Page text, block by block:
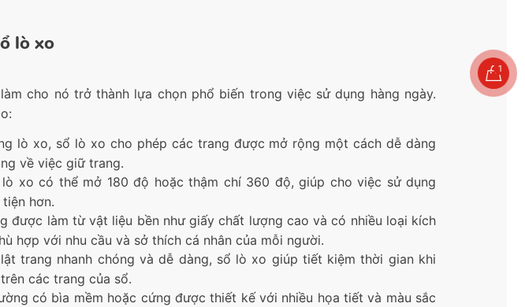
lò xo
cho nó trở thành lựa chọn phổ biến trong việc sử dụng hàng ngày.
lò xo, sổ lò xo cho phép các trang được mở rộng một cách dễ dàng
về việc giữ trang.
xo có thể mở 180 độ hoặc thậm chí 360 độ, giúp cho việc sử dụng
hơn.
được làm từ vật liệu bền như giấy chất lượng cao và có nhiều loại kích
hợp với nhu cầu và sở thích cá nhân của mỗi người.
trang nhanh chóng và dễ dàng, sổ lò xo giúp tiết kiệm thời gian khi
các trang của sổ.
có bìa mềm hoặc cứng được thiết kế với nhiều họa tiết và màu sắc
1